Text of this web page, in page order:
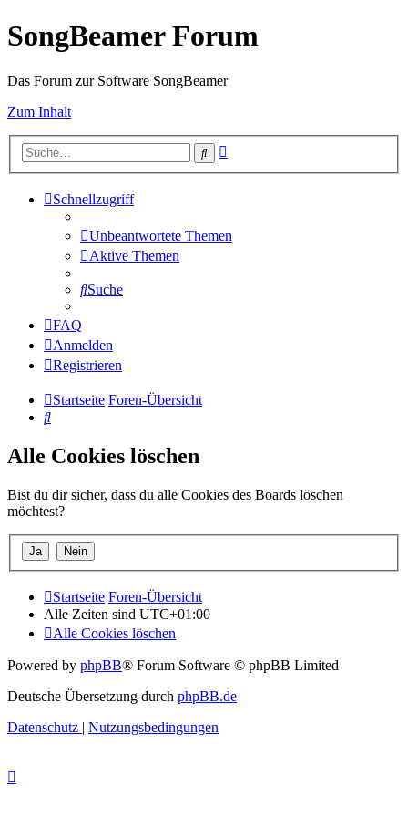
SongBeamer Forum
Das Forum zur Software SongBeamer
Zum Inhalt
Suche
Schnellzugriff
Unbeantwortete Themen
Aktive Themen
Suche
FAQ
Anmelden
Registrieren
Startseite Foren-Übersicht
Suche
Alle Cookies löschen
Bist du dir sicher, dass du alle Cookies des Boards löschen
möchtest?
Startseite Foren-Übersicht
Alle Zeiten sind UTC+01:00
Alle Cookies löschen
Powered by phpBB® Forum Software © phpBB Limited
Deutsche Übersetzung durch phpBB.de
Datenschutz | Nutzungsbedingungen